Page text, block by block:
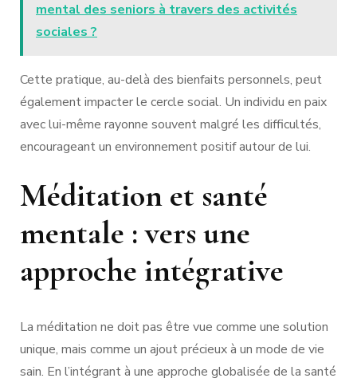
mental des seniors à travers des activités
sociales ?
Cette pratique, au-delà des bienfaits personnels, peut
également impacter le cercle social. Un individu en paix
avec lui-même rayonne souvent malgré les difficultés,
encourageant un environnement positif autour de lui.
Méditation et santé
mentale : vers une
approche intégrative
La méditation ne doit pas être vue comme une solution
unique, mais comme un ajout précieux à un mode de vie
sain. En l’intégrant à une approche globalisée de la santé